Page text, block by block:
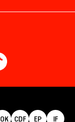
CDF EP IF